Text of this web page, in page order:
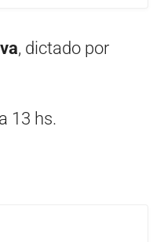
, dictado por
13 hs.